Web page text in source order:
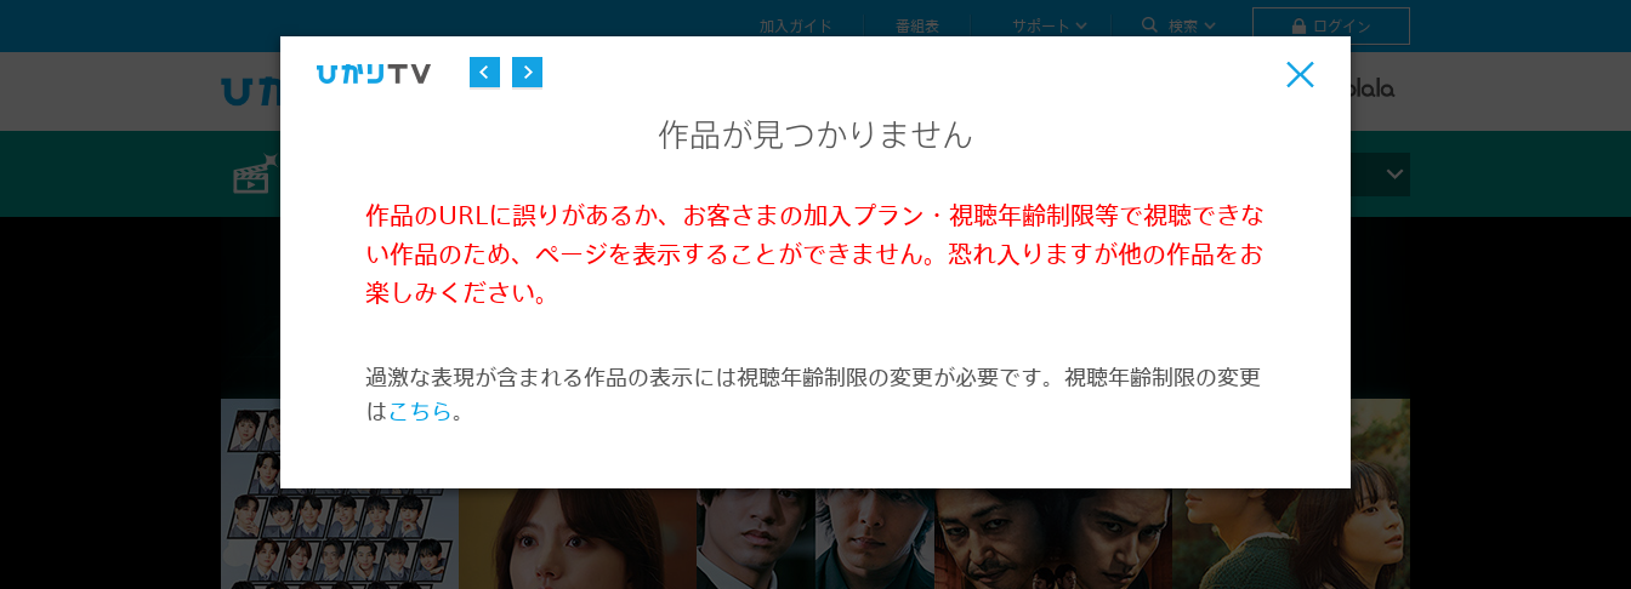
検索
加入ガイド 番組表 サポート ログイン
ライブ
作品が見つかりません
作品のURLに誤りがあるか、お客さまの加入プラン・視聴年齢制限等で視聴できな
い作品のため、ページを表示することができません。恐れ入りますが他の作品をお
楽しみください。
過激な表現が含まれる作品の表示には視聴年齢制限の変更が必要です。視聴年齢制限の変更
はこちら。